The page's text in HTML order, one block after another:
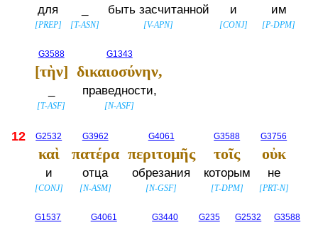
для
[PREP] [T-ASN]
быть засчитанной
[V-APN]
и
[CONJ]
им
[P-DPM]
G3588
[τὴν]
[T-ASF]
G1343
δικαιοσύνην,
праведности,
[N-ASF]
12 G2532
καὶ
и
[CONJ]
G3962
πατέρα
отца
[N-ASM]
G4061
περιτομῆς
обрезания
[N-GSF]
G3588
τοῖς
которым
[T-DPM]
G3756
οὐκ
не
[PRT-N]
G1537 G4061 G3440 G235 G2532 G3588